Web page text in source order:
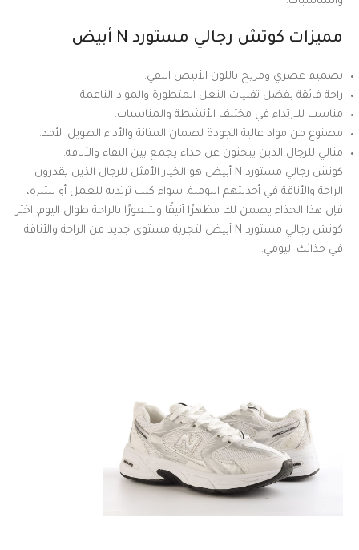
مميزات كوتش رجالي مستورد N أبيض
تصميم عصري ومريح باللون الأبيض النقي.
راحة فائقة بفضل تقنيات النعل المتطورة والمواد الناعمة.
مناسب للارتداء في مختلف الأنشطة والمناسبات.
مصنوع من مواد عالية الجودة لضمان المتانة والأداء الطويل الأمد.
مثالي للرجال الذين يبحثون عن حذاء يجمع بين النقاء والأناقة.
كوتش رجالي مستورد N أبيض هو الخيار الأمثل للرجال الذين يقدرون
الراحة والأناقة في أحذيتهم اليومية. سواء كنت ترتديه للعمل أو للتنزه،
فإن هذا الحذاء يضمن لك مظهرًا أنيقًا وشعورًا بالراحة طوال اليوم. اختر
كوتش رجالي مستورد N أبيض لتجربة مستوى جديد من الراحة والأناقة
في حذائك اليومي.